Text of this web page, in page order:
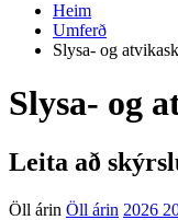
Heim
Umferð
Slysa- og
Slysa- og
Leita að
Öll árin Öll árin 2026